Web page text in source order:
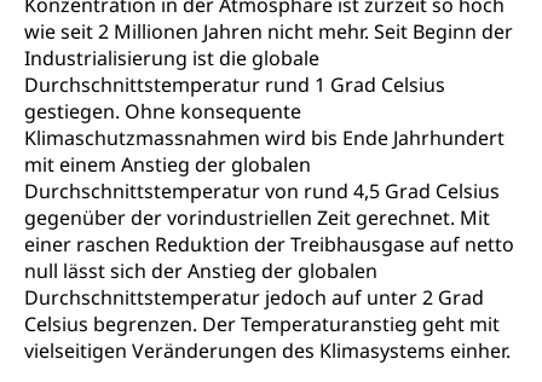
wie seit 2 Millionen Jahren nicht mehr. Seit Beginn der
Industrialisierung ist die globale
Durchschnittstemperatur rund 1 Grad Celsius
gestiegen. Ohne konsequente
Klimaschutzmassnahmen wird bis Ende Jahrhundert
mit einem Anstieg der globalen
Durchschnittstemperatur von rund 4,5 Grad Celsius
gegenüber der vorindustriellen Zeit gerechnet. Mit
einer raschen Reduktion der Treibhausgase auf netto
null lässt sich der Anstieg der globalen
Durchschnittstemperatur jedoch auf unter 2 Grad
Celsius begrenzen. Der Temperaturanstieg geht mit
vielseitigen Veränderungen des Klimasystems einher.
Cassis-deDijon-Prinzip
Lebensmittelkontrolle und
Verbraucherschutz
Krankenversicherung
Unfallversicherung, Berufsunfallversicherung,
Krankheit, Unfall, Prämienverbilligung,
Krankenkasse
Krankenversicherung (WAS Luzern)
Prämienverbilligung (WAS Luzern)
Obligatorische Krankenversicherung (WAS
Luzern)
Kranken- und Unfallversicherung
Lebensmittelsicherheit
sichere Lebensmittel, Lebensmittelkontrolle,
Lebensmittelhygiene, Produktesicherheit
Trinkwasser
Prävention